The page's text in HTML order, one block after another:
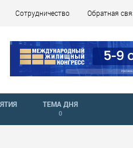
Сотрудничество Обратная
ТЕМА ДНЯ
0